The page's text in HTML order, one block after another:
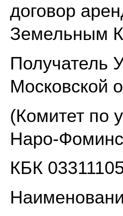
договор
Земельным
Получатель
Московской
(Комитет по
Наро-
КБК